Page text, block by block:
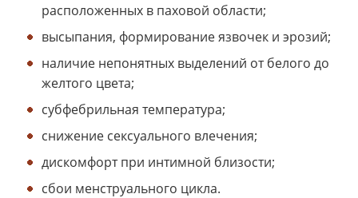
расположенных в паховой области;
высыпания, формирование язвочек и эрозий;
наличие непонятных выделений от белого до
желтого цвета;
субфебрильная температура;
снижение сексуального влечения;
дискомфорт при интимной близости;
сбои менструального цикла.